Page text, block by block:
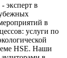
- эксперт в
в
услуги по
HSE. Наши